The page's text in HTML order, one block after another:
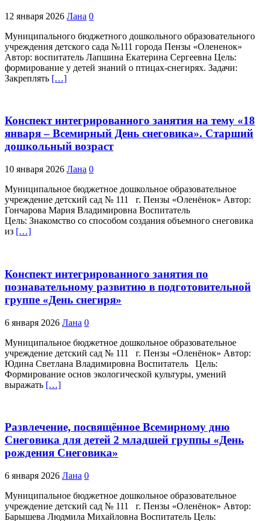
12 января 2026 Лана 0
Муниципального бюджетного дошкольного образовательного
учреждения детского сада №111 города Пензы «Олененок»
Автор: воспитатель Лапшина Екатерина Сергеевна Цель:
формирование у детей знаний о птицах-снегирях. Задачи:
Закреплять […]
Конспект интегрированного занятия на тему «18
января – Всемирный День снеговика». Старший
дошкольный возраст
10 января 2026 Лана 0
Муниципальное бюджетное дошкольное образовательное
учреждение детский сад № 111 г. Пензы «Оленёнок» Автор:
Гончарова Мария Владимировна Воспитатель
Цель: Знакомство со способом создания объемного снеговика
из […]
Конспект интегрированного занятия по
познавательному развитию в подготовительной
группе «День снегиря»
6 января 2026 Лана 0
Муниципальное бюджетное дошкольное образовательное
учреждение детский сад № 111 г. Пензы «Оленёнок» Автор:
Юдина Светлана Владимировна Воспитатель Цель:
Формирование основ экологической культуры, умений
выражать […]
Развлечение, посвящённое Всемирному дню
Снеговика для детей 2 младшей группы «День
рождения Снеговика»
6 января 2026 Лана 0
Муниципальное бюджетное дошкольное образовательное
учреждение детский сад № 111 г. Пензы «Оленёнок» Автор:
Барышева Людмила Михайловна Воспитатель Цель: